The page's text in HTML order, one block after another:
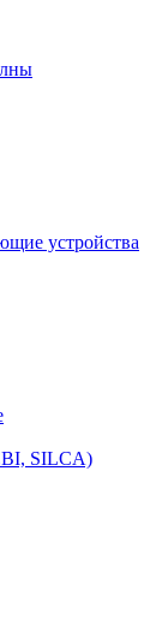
устройства
SILCA)